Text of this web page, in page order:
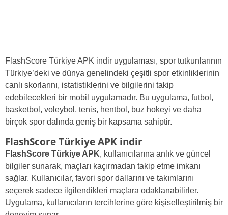
FlashScore Türkiye APK indir uygulaması, spor tutkunlarının
Türkiye’deki ve dünya genelindeki çeşitli spor etkinliklerinin
canlı skorlarını, istatistiklerini ve bilgilerini takip
edebilecekleri bir mobil uygulamadır. Bu uygulama, futbol,
basketbol, voleybol, tenis, ​​hentbol, buz hokeyi ve daha
birçok spor dalında geniş bir kapsama sahiptir.
FlashScore Türkiye APK indir
FlashScore Türkiye APK, kullanıcılarına anlık ve güncel
bilgiler sunarak, maçları kaçırmadan takip etme imkanı
sağlar. Kullanıcılar, favori spor dallarını ve takımlarını
seçerek sadece ilgilendikleri maçlara odaklanabilirler.
Uygulama, kullanıcıların tercihlerine göre kişiselleştirilmiş bir